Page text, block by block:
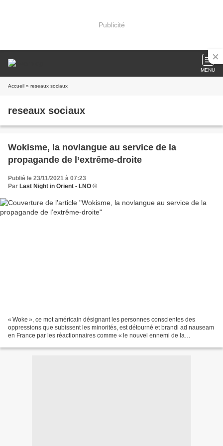
Publicité
MENU
Accueil » reseaux sociaux
reseaux sociaux
Wokisme, la novlangue au service de la
propagande de l’extrême-droite
Publié le 23/11/2021 à 07:23
Par Last Night in Orient - LNO ©
« Woke », ce mot américain désignant les personnes conscientes des
oppressions que subissent les minorités, est détourné et brandi ad nauseam
en France par les réactionnaires comme « le nouvel ennemi de la